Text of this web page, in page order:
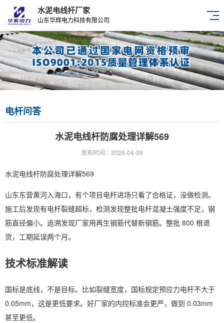
水泥电线杆厂家
山东华辉电力科技有限公司
电杆问答
水泥电线杆防腐处理详解569
发布时间：2026-04-09
水泥电线杆防腐处理详解569
山东东营黄河入海口，有个项目电杆进场只看了合格证，没做检测。
施工后发现有电杆裂缝超标，检测发现整批电杆混凝土强度不足，钢
筋直径偏小。追溯发现厂家用再生钢筋代替新钢筋。整批 800 根退
货，工期延误两个月。
技术标准解读
国标是底线，不是目标。比如裂缝宽度，国标规定预应力电杆不大于
0.05mm，这是更低要求。好厂家的内控标准会更严，做到 0.03mm
甚至更低。